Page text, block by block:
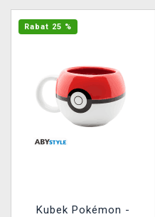
Rabat 25 %
Kubek Pokémon -